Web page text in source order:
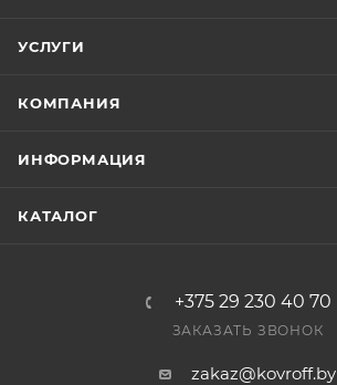
УСЛУГИ
КОМПАНИЯ
ИНФОРМАЦИЯ
КАТАЛОГ
+375 29 230 40 70
ЗАКАЗАТЬ ЗВОНОК
zakaz@kovroff.by